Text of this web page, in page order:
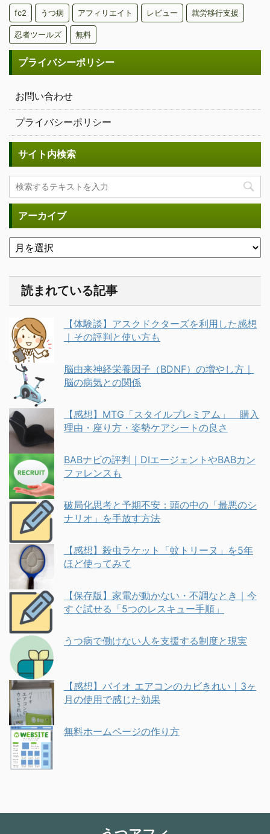
fc2 うつ病 アフィリエイト レビュー 就労移行支援
忍者ツールズ 無料
プライバシーポリシー
お問い合わせ
プライバシーポリシー
サイト内検索
アーカイブ
読まれている記事
【体験談】アスクドクターズを利用した感想
｜その評判と使い方も
脳由来神経栄養因子（BDNF）の増やし方｜
脳の病気との関係
【感想】MTG「スタイルプレミアム」 購入
理由・座り方・姿勢ケアシートの良さ
BABナビの評判｜DIエージェントやBABカン
ファレンスも
破局化思考と予期不安：頭の中の「最悪のシ
ナリオ」を手放す方法
【感想】殺虫ラケット「蚊トリーヌ」を5年
ほど使ってみて
【保存版】家電が動かない・不調なとき｜今
すぐ試せる「5つのレスキュー手順」
うつ病で働けない人を支援する制度と現実
【感想】バイオ エアコンのカビきれい｜3ヶ
月の使用で感じた効果
無料ホームページの作り方